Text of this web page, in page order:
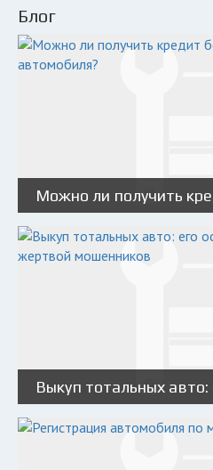
Блог